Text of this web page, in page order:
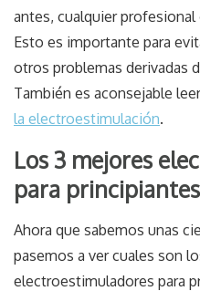
antes, cualquier
Esto es importante para
otros problemas derivadas
También es aconsejable
la electroestimulación.
Los 3 mejores
para principiantes
Ahora que sabemos unas
pasemos a ver cuales son
electroestimuladores para